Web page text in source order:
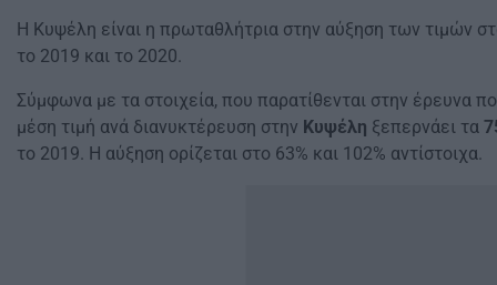
Η Κυψέλη είναι η πρωταθλήτρια στην αύξηση των τιμών
το 2019 και το 2020.
Σύμφωνα με τα στοιχεία, που παρατίθενται στην έρευνα
μέση τιμή ανά διανυκτέρευση στην Κυψέλη ξεπερνάει τα
το 2019. Η αύξηση ορίζεται στο 63% και 102% αντίστοιχα.